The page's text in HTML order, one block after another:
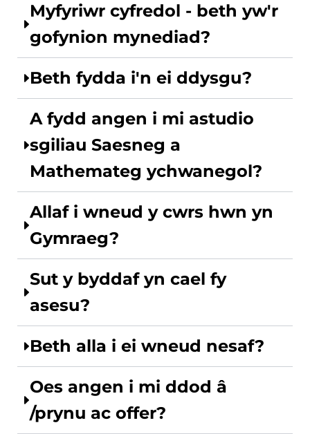
Myfyriwr cyfredol - beth yw'r
gofynion mynediad?
Beth fydda i'n ei ddysgu?
A fydd angen i mi astudio
sgiliau Saesneg a
Mathemateg ychwanegol?
Allaf i wneud y cwrs hwn yn
Gymraeg?
Sut y byddaf yn cael fy
asesu?
Beth alla i ei wneud nesaf?
Oes angen i mi ddod â
/prynu ac offer?